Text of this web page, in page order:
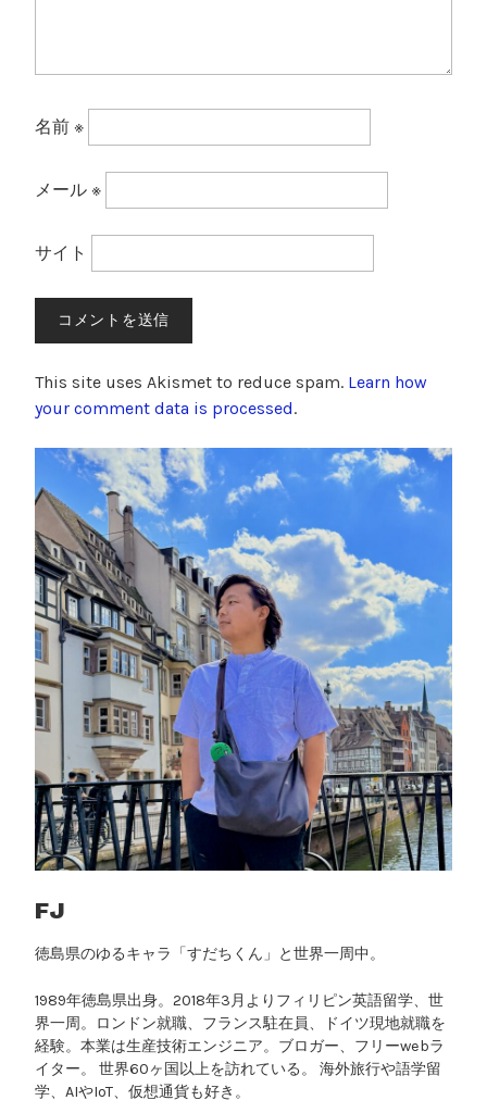
名前 ※
メール ※
サイト
This site uses Akismet to reduce spam. Learn how
your comment data is processed.
FJ
徳島県のゆるキャラ「すだちくん」と世界一周中。
1989年徳島県出身。2018年3月よりフィリピン英語留学、世
界一周。ロンドン就職、フランス駐在員、ドイツ現地就職を
経験。本業は生産技術エンジニア。ブロガー、フリーwebラ
イター。 世界60ヶ国以上を訪れている。 海外旅行や語学留
学、AIやIoT、仮想通貨も好き。